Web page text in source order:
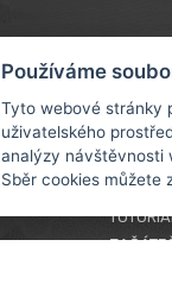
ÚDAJŮ
Používáme
Tyto webové stránky
uživatelského
analýzy návštěvnosti
Sběr cookies můžete